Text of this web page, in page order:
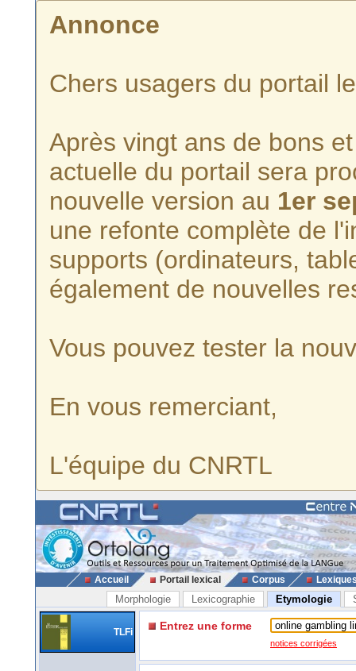
Annonce
Chers usagers du portail
Après vingt ans de bons
actuelle du portail sera
nouvelle version au 1er
une refonte complète de
supports (ordinateurs,
également de nouvelles
Vous pouvez tester la
En vous remerciant,
L'équipe du CNRTL
Accueil Portail lexical Corpus
Morphologie Lexicographie Etymologie
TLFi Entrez une forme
notices corrigées